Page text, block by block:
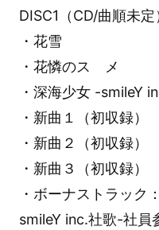
DISC1（CD/曲順未定
・花雪
・花憐のスゝメ
・深海少女 -smileY
・新曲１（初収録）
・新曲２（初収録）
・新曲３（初収録）
・ボーナストラック：
smileY inc.社歌-社員